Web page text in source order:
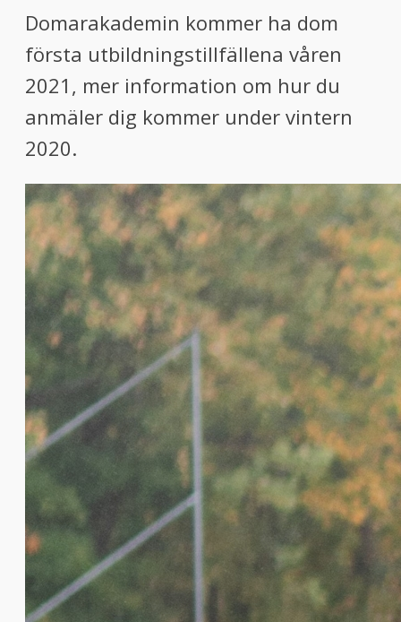
Domarakademin kommer ha dom
första utbildningstillfällena våren
2021, mer information om hur du
anmäler dig kommer under vintern
2020.